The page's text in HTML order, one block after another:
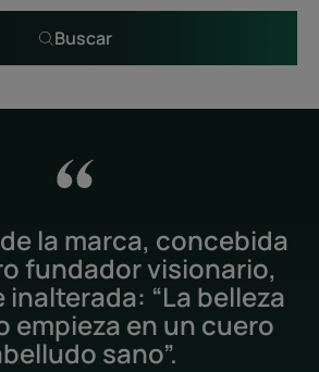
Buscar
la marca, concebida
fundador visionario,
“La belleza
empieza en un cuero
sano”.